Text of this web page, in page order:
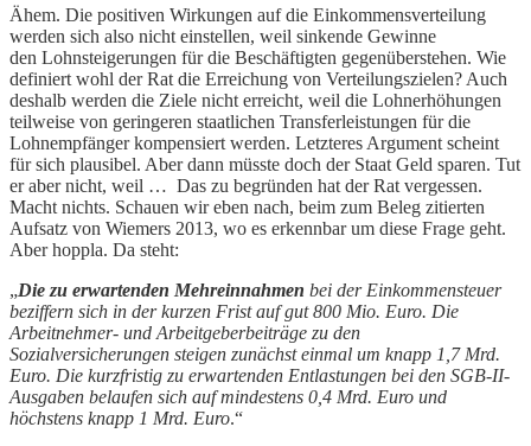
Ähem. Die positiven Wirkungen auf die Einkommensverteilung
werden sich also nicht einstellen, weil sinkende Gewinne
den Lohnsteigerungen für die Beschäftigten gegenüberstehen. Wie
definiert wohl der Rat die Erreichung von Verteilungszielen? Auch
deshalb werden die Ziele nicht erreicht, weil die Lohnerhöhungen
teilweise von geringeren staatlichen Transferleistungen für die
Lohnempfänger kompensiert werden. Letzteres Argument scheint
für sich plausibel. Aber dann müsste doch der Staat Geld sparen. Tut
er aber nicht, weil … Das zu begründen hat der Rat vergessen.
Macht nichts. Schauen wir eben nach, beim zum Beleg zitierten
Aufsatz von Wiemers 2013, wo es erkennbar um diese Frage geht.
Aber hoppla. Da steht:
„Die zu erwartenden Mehreinnahmen bei der Einkommensteuer
beziffern sich in der kurzen Frist auf gut 800 Mio. Euro. Die
Arbeitnehmer- und Arbeitgeberbeiträge zu den
Sozialversicherungen steigen zunächst einmal um knapp 1,7 Mrd.
Euro. Die kurzfristig zu erwartenden Entlastungen bei den SGB-II-
Ausgaben belaufen sich auf mindestens 0,4 Mrd. Euro und
höchstens knapp 1 Mrd. Euro.“